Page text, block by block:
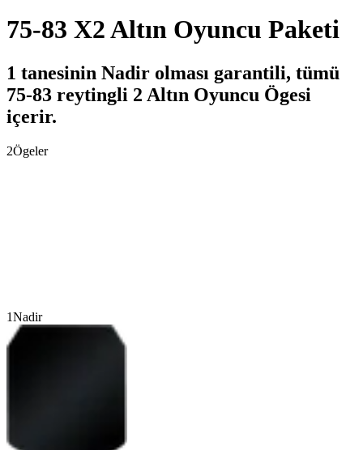
75-83 X2 Altın Oyuncu Paketi
1 tanesinin Nadir olması garantili, tümü
75-83 reytingli 2 Altın Oyuncu Ögesi
içerir.
2Ögeler
1Nadir